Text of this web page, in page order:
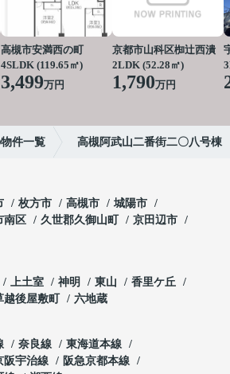
高槻市安満西の町
4SLDK (119.65㎡)
3,499万円
京都市山科区椥辻西潰
2LDK (52.28㎡)
1,790万円
件一覧 高槻阿武山二番街二〇八号棟
枚方市 高槻市
城陽市
南区 久世郡久御山町
京田辺市
上土室 神明 東山
香里ケ丘
越後屋敷町 六地蔵
奈良線
東海道本線
阪宇治線
阪急京都本線